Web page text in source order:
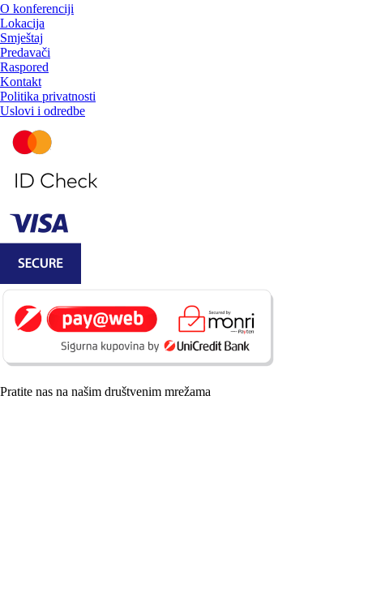
O konferenciji
Lokacija
Smještaj
Predavači
Raspored
Kontakt
Politika privatnosti
Uslovi i odredbe
Pratite nas na našim društvenim mrežama